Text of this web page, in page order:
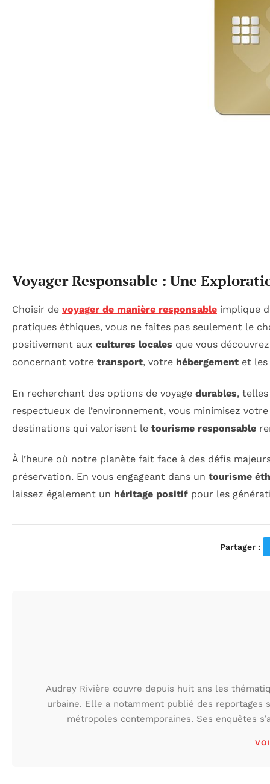
Voyager Responsable : Une
Choisir de voyager de manière responsable implique
pratiques éthiques, vous ne faites pas seulement le
positivement aux cultures locales que vous
concernant votre transport, votre hébergement et les
En recherchant des options de voyage durables,
respectueux de l’environnement, vous minimisez
destinations qui valorisent le tourisme responsable
À l’heure où notre planète fait face à des défis
préservation. En vous engageant dans un tourisme
laissez également un héritage positif pour les
Partager :
Audrey Rivière couvre depuis huit ans les
urbaine. Elle a notamment publié des
métropoles contemporaines. Ses enquêtes